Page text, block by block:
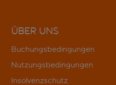
ÜBER UNS
Buchungsbedingungen
Nutzungsbedingungen
Insolvenzschutz